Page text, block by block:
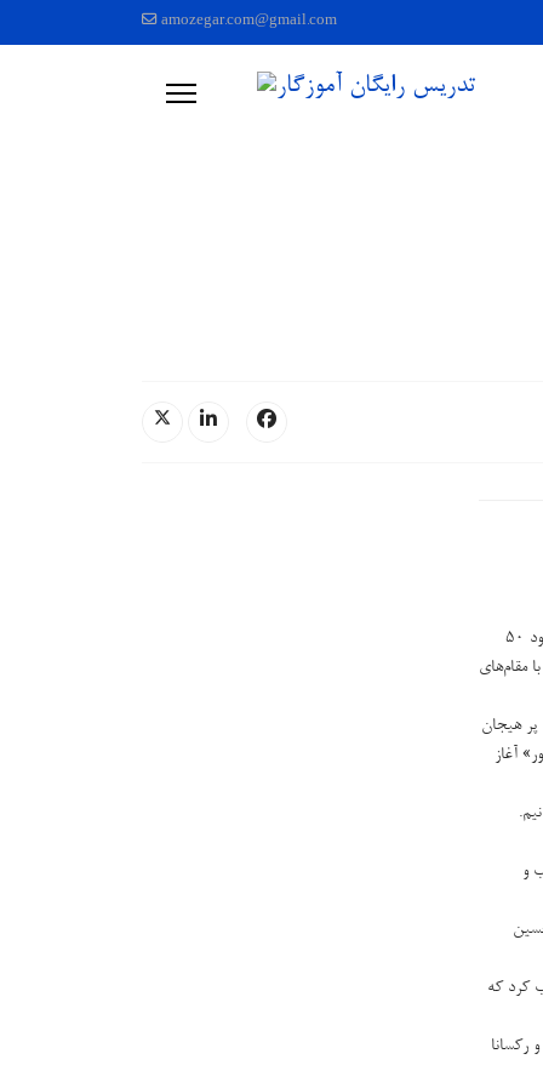
amozegar.com@gmail.com
این کار که چهار مضراب ساده نام دارد در دستگاه ماهور است. دستگاه ماهور یکی از گسترده‌ترین دستگاه‌های موسیقی ایرانی است و در ردیف‌های گوناگون در حدود ۵۰
مقام‌های
پر هیجان
آغاز
و
کرد که
و رکسانا